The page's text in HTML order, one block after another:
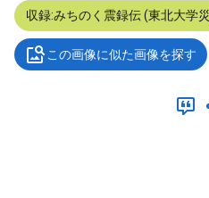
収録:みちのく震録伝 (東北大学
この画像に似た画像を探す